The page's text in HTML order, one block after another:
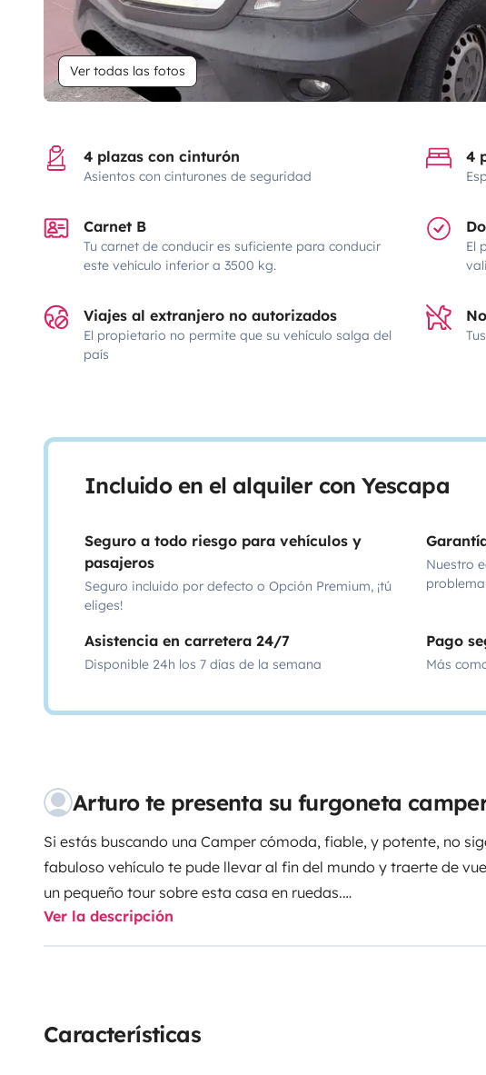
Ver todas las fotos
4 plazas con cinturón
Asientos con cinturones de seguridad
4
Carnet B
Tu carnet de conducir es suficiente para conducir
este vehículo inferior a 3500 kg.
El
Viajes al extranjero no autorizados
El propietario no permite que su vehículo salga del
país
Incluido en el alquiler con Yescapa
Seguro a todo riesgo para vehículos y
pasajeros
Seguro incluido por defecto o Opción Premium, ¡tú
eliges!
Nuestro
Asistencia en carretera 24/7
Disponible 24h los 7 días de la semana
Pago
Más
Arturo te presenta su furgoneta
Si estás buscando una Camper cómoda, fiable, y potente, no
fabuloso vehículo te pude llevar al fin del mundo y traerte de
un pequeño tour sobre esta casa en ruedas.
Empezando por habitáculo, contamos con una cocina a gas
Cuenta con un baño separado, con retrete y ducha interior.
Ver la descripción
Características